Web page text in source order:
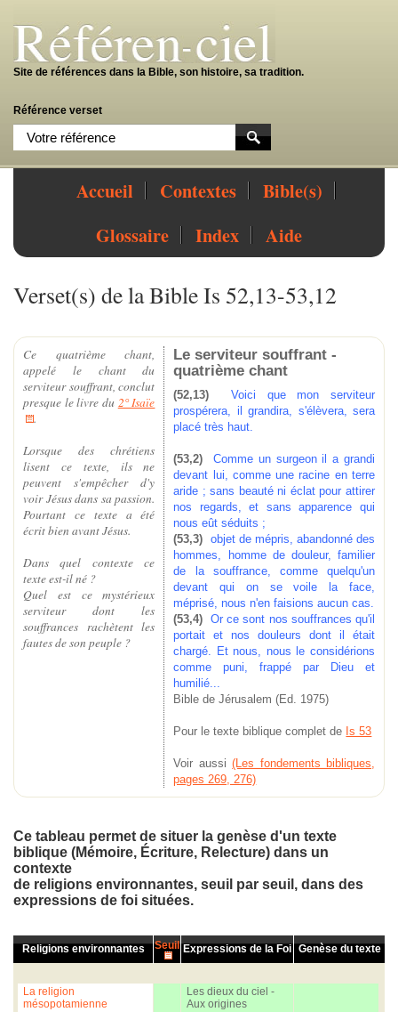
Site de références dans la Bible, son histoire, sa tradition.
Référence verset
Accueil Contextes
Bible(s)
Glossaire
Index Aide
Verset(s) de la Bible Is 52,13-53,12
Ce quatrième chant,
appelé le chant du
serviteur souffrant, conclut
presque le livre du 2° Isaïe
.
Lorsque des chrétiens
lisent ce texte, ils ne
peuvent s'empêcher d'y
voir Jésus dans sa passion.
Pourtant ce texte a été
écrit bien avant Jésus.
Dans quel contexte ce
texte est-il né ?
Quel est ce mystérieux
serviteur dont les
souffrances rachètent les
fautes de son peuple ?
Le serviteur souffrant -
quatrième chant
(52,13)
Voici que mon serviteur
prospérera, il grandira, s'élèvera, sera
placé très haut.
(53,2) Comme un surgeon il a grandi
devant lui, comme une racine en terre
aride ; sans beauté ni éclat pour attirer
nos regards, et sans apparence qui
nous eût séduits ;
(53,3) objet de mépris, abandonné des
hommes, homme de douleur, familier
de la souffrance, comme quelqu'un
devant qui on se voile la face,
méprisé, nous n'en faisions aucun cas.
(53,4) Or ce sont nos souffrances qu'il
portait et nos douleurs dont il était
chargé. Et nous, nous le considérions
comme puni, frappé par Dieu et
humilié...
Bible de Jérusalem (Ed. 1975)
Pour le texte biblique complet de Is 53
Voir aussi(Les fondements bibliques,
pages 269, 276)
Ce tableau permet de situer la genèse d'un texte
biblique (Mémoire, Écriture, Relecture) dans un
contexte
de religions environnantes, seuil par seuil , dans des
expressions de foi situées.
Religions environnantes Seuil Expressions de la Foi Genèse du texte
La religion
mésopotamienne
Les dieux du ciel -
Aux origines